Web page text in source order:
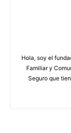
Hola, soy el
Familiar y
Seguro que